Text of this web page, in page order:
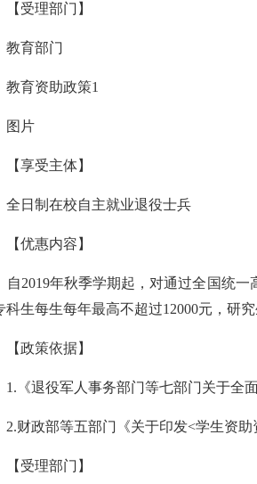
理部门】
育部门
资助政策1
片
受主体】
制在校自主就业退役士兵
惠内容】
年秋季学期起，对通过全国统一
科生每生每年最高不超过12000元，研
策依据】
退役军人事务部门等七部门关于全面
政部等五部门《关于印发<学生资助
理部门】